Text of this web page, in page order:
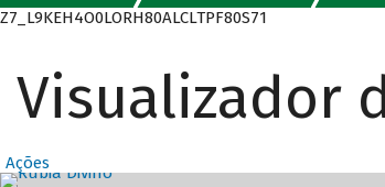
Z7_L9KEH4O0LORH80ALCLTPF80S71
Visualizador
Ações